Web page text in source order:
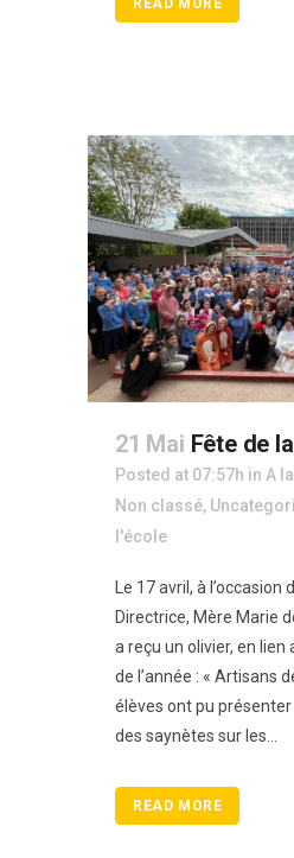
READ MORE
21 Mai Fête de
Posted at 07:57h in A
Non classé,
l'école
Le 17 avril, à l’occasion
Directrice, Mère Marie
a reçu un olivier, en lien
de l’année : « Artisans
élèves ont pu
des saynètes sur les...
READ MORE